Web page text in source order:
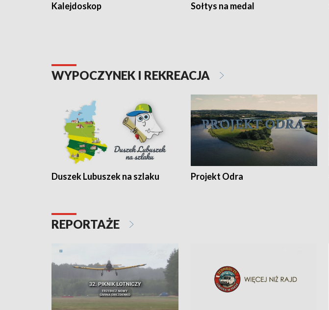
Kalejdoskop Sołtys na medal
WYPOCZYNEK I REKREACJA
Duszek Lubuszek na szlaku Projekt Odra
REPORTAŻE